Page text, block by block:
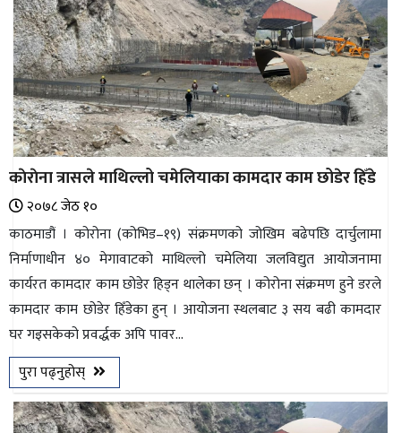
काेराेना त्रासले माथिल्लो चमेलियाका कामदार काम छोडेर हिँडे
२०७८ जेठ १०
काठमाडौं । कोरोना (कोभिड–१९) संक्रमणको जोखिम बढेपछि दार्चुलामा
निर्माणाधीन ४० मेगावाटको माथिल्लो चमेलिया जलविद्युत आयोजनामा
कार्यरत कामदार काम छोडेर हिड्न थालेका छन् । कोरोना संक्रमण हुने डरले
कामदार काम छोडेर हिँडेका हुन् । आयोजना स्थलबाट ३ सय बढी कामदार
घर गइसकेको प्रवर्द्धक अपि पावर...
पुरा पढ्नुहोस्